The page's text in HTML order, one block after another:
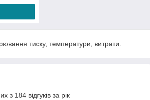
через сайт.
ДЕТАЛІ
проконсультуйтеся,
тиску, температури, витрати.
з 184 відгуків за рік